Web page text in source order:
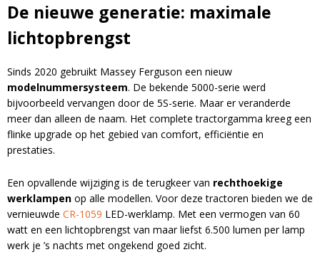
De nieuwe generatie: maximale
lichtopbrengst
Sinds 2020 gebruikt Massey Ferguson een nieuw
modelnummersysteem. De bekende 5000-serie werd
bijvoorbeeld vervangen door de 5S-serie. Maar er veranderde
meer dan alleen de naam. Het complete tractorgamma kreeg een
flinke upgrade op het gebied van comfort, efficiëntie en
prestaties.
Een opvallende wijziging is de terugkeer van rechthoekige
werklampen op alle modellen. Voor deze tractoren bieden we de
vernieuwde CR-1059 LED-werklamp. Met een vermogen van 60
watt en een lichtopbrengst van maar liefst 6.500 lumen per lamp
werk je ’s nachts met ongekend goed zicht.
v
e
: